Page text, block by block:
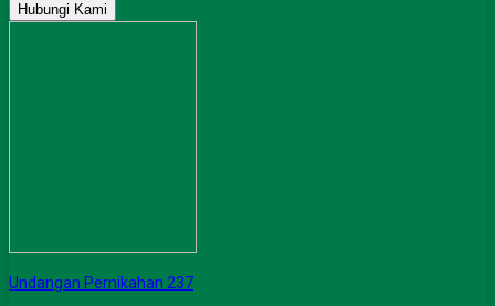
Hubungi Kami
Undangan Pernikahan 237